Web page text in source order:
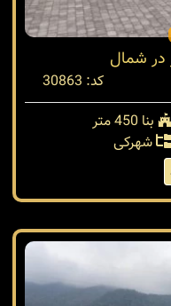
در شمال
کد: 30863
بنا 450 متر
شهرکی